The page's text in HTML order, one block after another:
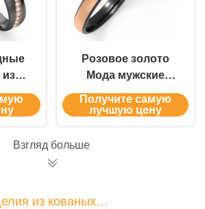
Розовое золото
Мода мужские
ювелирные изделия
набор циркон с
внутри кольцо пары
Получите самую
лучшую цену
Взгляд больше
из кованых